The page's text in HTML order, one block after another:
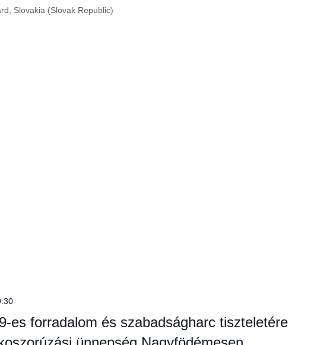
Slovakia (Slovak Republic)
es forradalom és szabadságharc tiszteletére